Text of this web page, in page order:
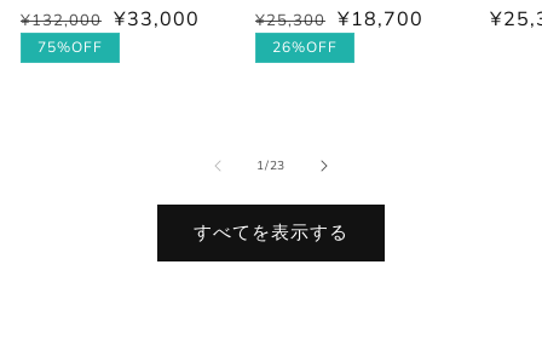
通
常
¥132,000
セ
ー
¥33,000
75%OFF
通
常
¥25,300
セ
ー
¥18,700
26%OFF
通
1/の
23
すべてを表示する